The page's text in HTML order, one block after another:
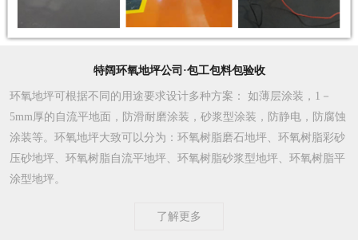
特阔环氧地坪公司·包工包料包验收
环氧地坪可根据不同的用途要求设计多种方案 ： 如薄层涂装，1－
5mm厚的自流平地面，防滑耐磨涂装，砂浆型涂装，防静电，防腐蚀
涂装等。环氧地坪大致可以分为：环氧树脂磨石地坪、环氧树脂彩砂
压砂地坪、环氧树脂自流平地坪、环氧树脂砂浆型地坪、环氧树脂平
涂型地坪。
了解更多